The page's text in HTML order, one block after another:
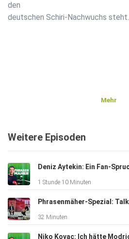
den
deutschen Schiri-Nachwuchs steht.
Mehr
Weitere Episoden
1 Stunde 10 Minuten
32 Minuten